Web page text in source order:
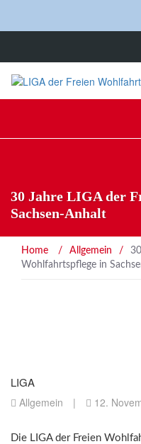
30 Jahre LIGA der
Sachsen-Anhalt
Home / Allgemein /
Wohlfahrtspflege in
LIGA
Allgemein | 12.
Die LIGA der Freien